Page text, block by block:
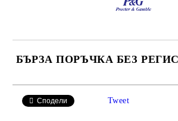
БЪРЗА ПОРЪЧКА БЕЗ
Сподели Tweet